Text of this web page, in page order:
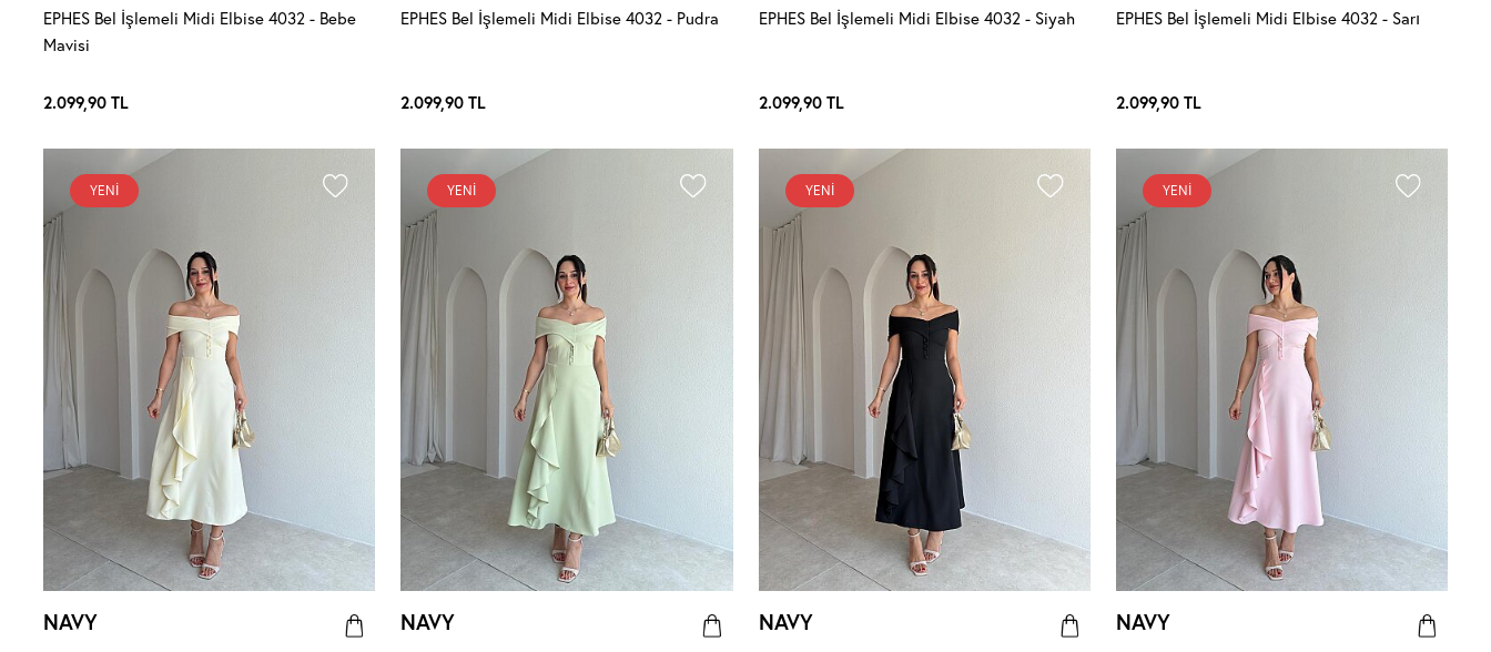
EPHES Bel İşlemeli Midi Elbise 4032 - Bebe
Mavisi
2.099,90 TL
EPHES Bel İşlemeli Midi Elbise 4032 - Pudra
2.099,90 TL
EPHES Bel İşlemeli Midi Elbise 4032 - Siyah
2.099,90TL
EPHES Bel İşlemeli Midi Elbise 4032 - Sarı
2.099,90TL
YENI
NAVY
YENI
NAVY
YENI
NAVY
YENI
NAVY